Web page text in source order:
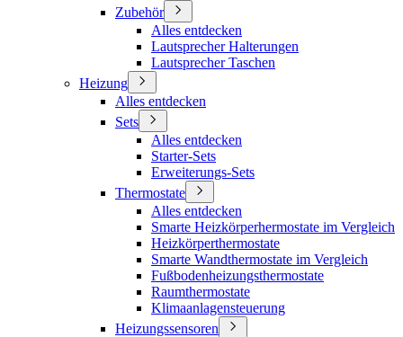
Zubehör
Alles entdecken
Lautsprecher Halterungen
Lautsprecher Taschen
Heizung
Alles entdecken
Sets
Alles entdecken
Starter-Sets
Erweiterungs-Sets
Thermostate
Alles entdecken
Smarte Heizkörperhermostate im Vergleich
Heizkörperthermostate
Smarte Wandthermostate im Vergleich
Fußbodenheizungsthermostate
Raumthermostate
Klimaanlagensteuerung
Heizungssensoren